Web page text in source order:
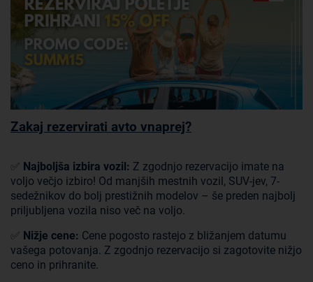
Zakaj rezervirati avto vnaprej?
✅ Najboljša izbira vozil: Z zgodnjo rezervacijo imate na
voljo večjo izbiro! Od manjših mestnih vozil, SUV-jev, 7-
sedežnikov do bolj prestižnih modelov – še preden najbolj
priljubljena vozila niso več na voljo.
✅ Nižje cene: Cene pogosto rastejo z bližanjem datumu
vašega potovanja. Z zgodnjo rezervacijo si zagotovite nižjo
ceno in prihranite.